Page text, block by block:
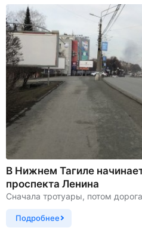
В Нижнем Тагиле
проспекта Ленина
Сначала тротуары, потом
Подробнее